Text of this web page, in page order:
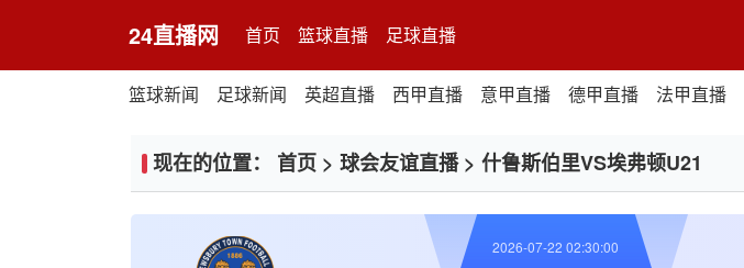
24直播网 首页 篮球直播 足球直播
篮球新闻 足球新闻 英超直播 西甲直播 意甲直播 德甲直播 法甲直播
现在的位置： 首页 > 球会友谊直播> 什鲁斯伯里VS埃弗顿U21
2026-07-22 02:30:00